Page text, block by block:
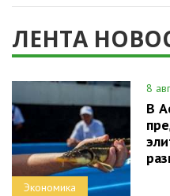
ЛЕНТА
Экономика
8
В